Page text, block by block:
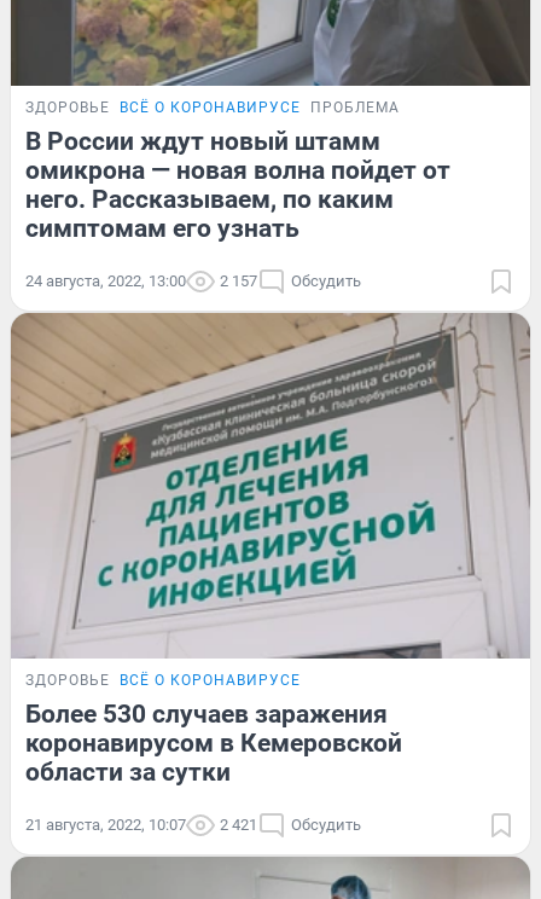
ЗДОРОВЬЕ ВСЁ О КОРОНАВИРУСЕ ПРОБЛЕМА
В России ждут новый штамм
омикрона — новая волна пойдет от
него. Рассказываем, по каким
симптомам его узнать
24 августа, 2022, 13:00 2 157 Обсудить
ЗДОРОВЬЕ ВСЁ О КОРОНАВИРУСЕ
Более 530 случаев заражения
коронавирусом в Кемеровской
области за сутки
21 августа, 2022, 10:07 2 421 Обсудить